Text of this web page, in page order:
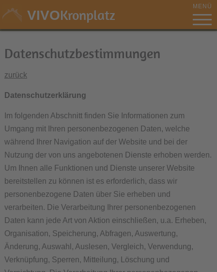
VIVOKronplatz MENÜ
Datenschutzbestimmungen
zurück
Datenschutzerklärung
Im folgenden Abschnitt finden Sie Informationen zum
Umgang mit Ihren personenbezogenen Daten, welche
während Ihrer Navigation auf der Website und bei der
Nutzung der von uns angebotenen Dienste erhoben werden.
Um Ihnen alle Funktionen und Dienste unserer Website
bereitstellen zu können ist es erforderlich, dass wir
personenbezogene Daten über Sie erheben und
verarbeiten. Die Verarbeitung Ihrer personenbezogenen
Daten kann jede Art von Aktion einschließen, u.a. Erheben,
Organisation, Speicherung, Abfragen, Auswertung,
Änderung, Auswahl, Auslesen, Vergleich, Verwendung,
Verknüpfung, Sperren, Mitteilung, Löschung und